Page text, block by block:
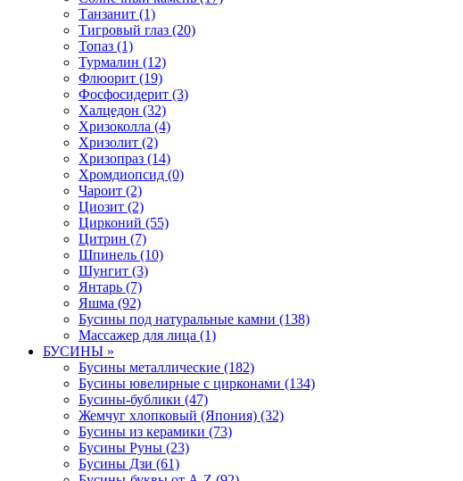
Танзанит (1)
Тигровый глаз (20)
Топаз (1)
Турмалин (12)
Флюорит (19)
Фосфосидерит (3)
Халцедон (32)
Хризоколла (4)
Хризолит (2)
Хризопраз (14)
Хромдиопсид (0)
Чароит (2)
Циозит (2)
Цирконий (55)
Цитрин (7)
Шпинель (10)
Шунгит (3)
Янтарь (7)
Яшма (92)
Бусины под натуральные камни (138)
Массажер для лица (1)
БУСИНЫ »
Бусины металлические (182)
Бусины ювелирные с цирконами (134)
Бусины-бублики (47)
Жемчуг хлопковый (Япония) (32)
Бусины из керамики (73)
Бусины Руны (23)
Бусины Дзи (61)